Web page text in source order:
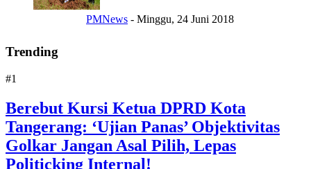
PMNews - Minggu, 24 Juni 2018
Trending
#1
Berebut Kursi Ketua DPRD Kota
Tangerang: ‘Ujian Panas’ Objektivitas
Golkar Jangan Asal Pilih, Lepas
Politicking Internal!